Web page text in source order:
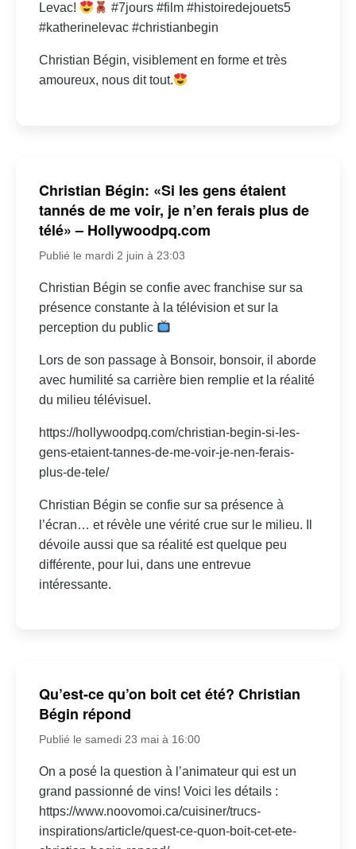
Levac!
#7jours #film #histoiredejouets5
#katherinelevac #christianbegin
Christian Bégin, visiblement en forme et très
amoureux, nous dit tout.
Christian Bégin: «Si les gens étaient
tannés de me voir, je n’en ferais plus de
télé» – Hollywoodpq.com
Publié le mardi 2 juin à 23:03
Christian Bégin se confie avec franchise sur sa
présence constante à la télévision et sur la
perception du public
Lors de son passage à Bonsoir, bonsoir, il aborde
avec humilité sa carrière bien remplie et la réalité
du milieu télévisuel.
https://hollywoodpq.com/christian-begin-si-les-
gens-etaient-tannes-de-me-voir-je-nen-ferais-
plus-de-tele/
Christian Bégin se confie sur sa présence à
l’écran… et révèle une vérité crue sur le milieu. Il
dévoile aussi que sa réalité est quelque peu
différente, pour lui, dans une entrevue
intéressante.
Qu’est-ce qu’on boit cet été? Christian
Bégin répond
Publié le samedi 23 mai à 16:00
On a posé la question à l’animateur qui est un
grand passionné de vins! Voici les détails :
https://www.noovomoi.ca/cuisiner/trucs-
inspirations/article/quest-ce-quon-boit-cet-ete-